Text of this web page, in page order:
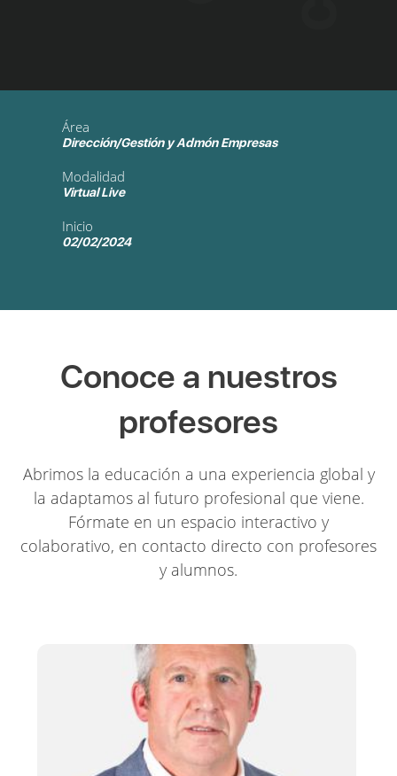
Área
Dirección/Gestión y Admón Empresas
Modalidad
Virtual Live
Inicio
02/02/2024
Conoce a nuestros
profesores
Abrimos la educación a una experiencia global y
la adaptamos al futuro profesional que viene.
Fórmate en un espacio interactivo y
colaborativo, en contacto directo con profesores
y alumnos.